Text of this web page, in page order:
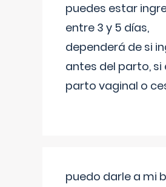
puedes estar
entre 3 y 5 días,
dependerá de si
antes del parto, si
parto vaginal o
puedo darle a mi